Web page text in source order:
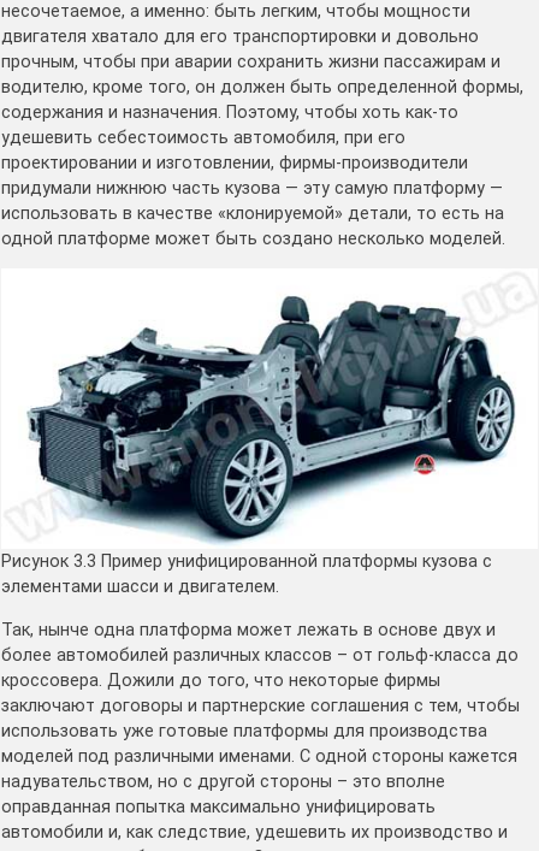
несочетаемое, а именно: быть легким, чтобы мощности
двигателя хватало для его транспортировки и довольно
прочным, чтобы при аварии сохранить жизни пассажирам и
водителю, кроме того, он должен быть определенной формы,
содержания и назначения. Поэтому, чтобы хоть как-то
удешевить себестоимость автомобиля, при его
проектировании и изготовлении, фирмы-производители
придумали нижнюю часть кузова — эту самую платформу —
использовать в качестве «клонируемой» детали, то есть на
одной платформе может быть создано несколько моделей.
Рисунок 3.3 Пример унифицированной платформы кузова с
элементами шасси и двигателем.
Так, нынче одна платформа может лежать в основе двух и
более автомобилей различных классов – от гольф-класса до
кроссовера. Дожили до того, что некоторые фирмы
заключают договоры и партнерские соглашения с тем, чтобы
использовать уже готовые платформы для производства
моделей под различными именами. С одной стороны кажется
надувательством, но с другой стороны – это вполне
оправданная попытка максимально унифицировать
автомобили и, как следствие, удешевить их производство и